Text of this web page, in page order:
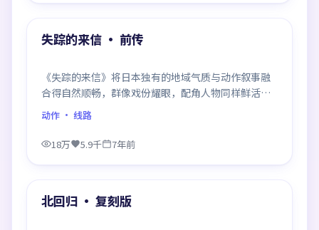
热门
失踪的来信 · 前传
《失踪的来信》将日本独有的地域气质与动作叙事融
合得自然顺畅，群像戏份耀眼，配角人物同样鲜活，
整部作品质感扎实。
动作 · 线路
18万 5.9千 7年前
热门
北回归 · 复刻版